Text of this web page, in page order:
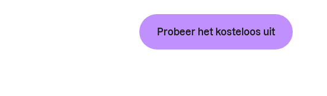
Probeer het kosteloos uit